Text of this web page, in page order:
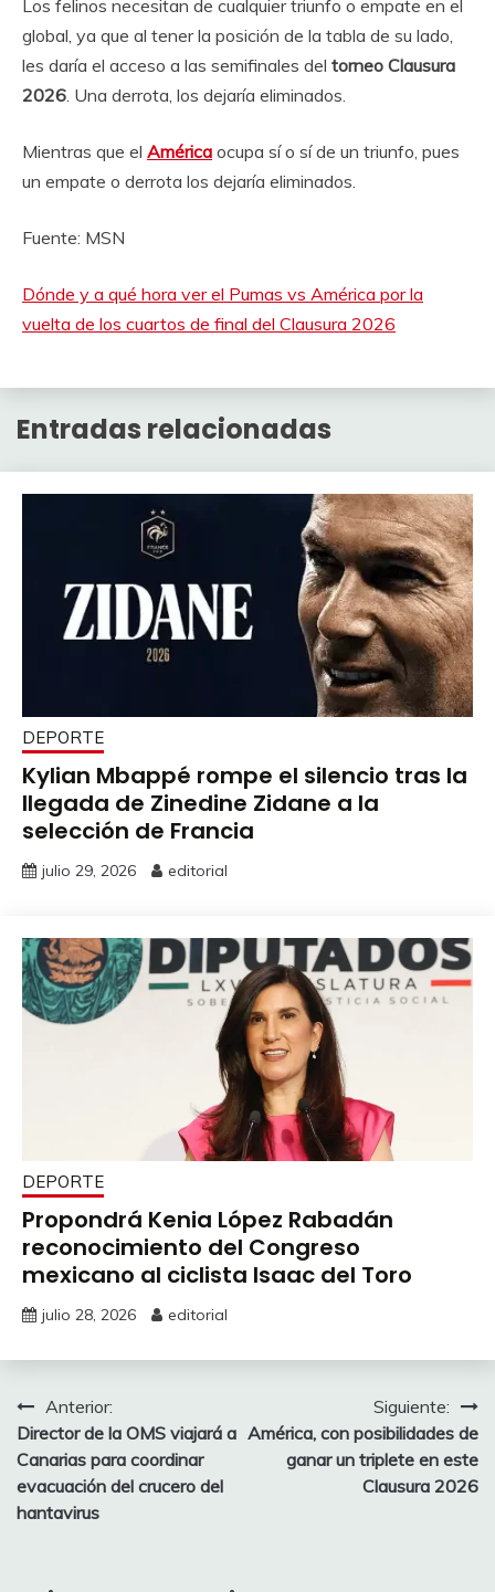
Los felinos necesitan de cualquier triunfo o empate en el
global, ya que al tener la posición de la tabla de su lado,
les daría el acceso a las semifinales del torneo Clausura
2026 . Una derrota, los dejaría eliminados.
Mientras que el América ocupa sí o sí de un triunfo, pues
un empate o derrota los dejaría eliminados.
Fuente: MSN
Dónde y a qué hora ver el Pumas vs América por la
vuelta de los cuartos de final del Clausura 2026
Entradas relacionadas
DEPORTE
Kylian Mbappé rompe el silencio tras la
llegada de Zinedine Zidane a la
selección de Francia
julio 29, 2026 editorial
DEPORTE
Propondrá Kenia López Rabadán
reconocimiento del Congreso
mexicano al ciclista Isaac del Toro
julio 28, 2026 editorial
Navegación
de
entradas
Anterior:
Director de la OMS viajará a
Canarias para coordinar
evacuación del crucero del
hantavirus
Siguiente:
América, con posibilidades de
ganar un triplete en este
Clausura 2026